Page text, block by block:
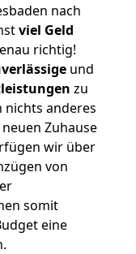
nach
viel Geld
richtig!
und
zu
nichts anderes
Zuhause
wir über
von
somit
eine